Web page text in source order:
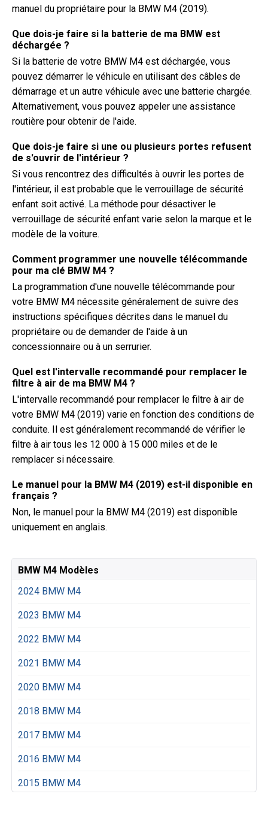
manuel du propriétaire pour la BMW M4 (2019).
Que dois-je faire si la batterie de ma BMW est
déchargée ?
Si la batterie de votre BMW M4 est déchargée, vous
pouvez démarrer le véhicule en utilisant des câbles de
démarrage et un autre véhicule avec une batterie chargée.
Alternativement, vous pouvez appeler une assistance
routière pour obtenir de l'aide.
Que dois-je faire si une ou plusieurs portes refusent
de s'ouvrir de l'intérieur ?
Si vous rencontrez des difficultés à ouvrir les portes de
l'intérieur, il est probable que le verrouillage de sécurité
enfant soit activé. La méthode pour désactiver le
verrouillage de sécurité enfant varie selon la marque et le
modèle de la voiture.
Comment programmer une nouvelle télécommande
pour ma clé BMW M4 ?
La programmation d'une nouvelle télécommande pour
votre BMW M4 nécessite généralement de suivre des
instructions spécifiques décrites dans le manuel du
propriétaire ou de demander de l'aide à un
concessionnaire ou à un serrurier.
Quel est l'intervalle recommandé pour remplacer le
filtre à air de ma BMW M4 ?
L'intervalle recommandé pour remplacer le filtre à air de
votre BMW M4 (2019) varie en fonction des conditions de
conduite. Il est généralement recommandé de vérifier le
filtre à air tous les 12 000 à 15 000 miles et de le
remplacer si nécessaire.
Le manuel pour la BMW M4 (2019) est-il disponible en
français ?
Non, le manuel pour la BMW M4 (2019) est disponible
uniquement en anglais.
BMW M4 Modèles
2024 BMW M4
2023 BMW M4
2022 BMW M4
2021 BMW M4
2020 BMW M4
2018 BMW M4
2017 BMW M4
2016 BMW M4
2015 BMW M4